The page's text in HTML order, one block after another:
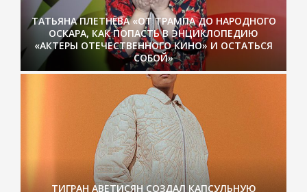
ТАТЬЯНА ПЛЕТНЁВА «ОТ ТРАМПА ДО НАРОДНОГО
ОСКАРА, КАК ПОПАСТЬ В ЭНЦИКЛОПЕДИЮ
«АКТЕРЫ ОТЕЧЕСТВЕННОГО КИНО» И ОСТАТЬСЯ
СОБОЙ»
ТИГРАН АВЕТИСЯН СОЗДАЛ КАПСУЛЬНУЮ